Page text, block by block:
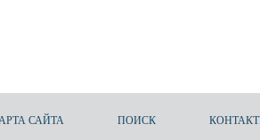
САЙТА ПОИСК